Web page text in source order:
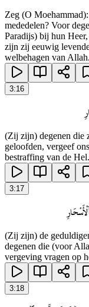
Zeg (O
mededelen? Voor
Paradijs) bij hun
zijn zij eeuwig
welbehagen van
3:16
(Zij zijn) degenen die
geloofden, vergeef
bestraffing van de
3:17
(Zij zijn) de
degenen die (voor
vergeving vragen op
3:18